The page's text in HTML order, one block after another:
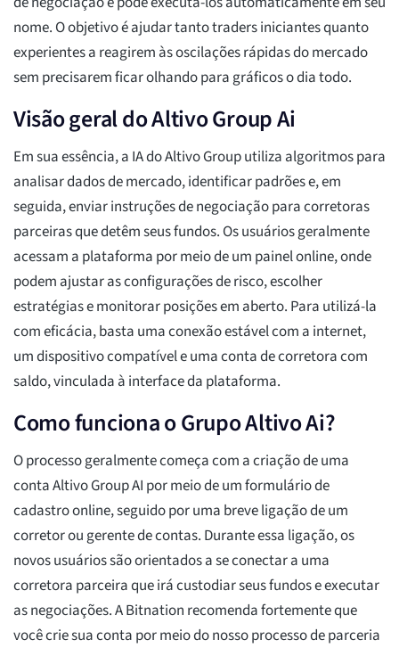
nome. O objetivo é ajudar tanto traders iniciantes quanto
experientes a reagirem às oscilações rápidas do mercado
sem precisarem ficar olhando para gráficos o dia todo.
Visão geral do Altivo Group Ai
Em sua essência, a IA do Altivo Group utiliza algoritmos para
analisar dados de mercado, identificar padrões e, em
seguida, enviar instruções de negociação para corretoras
parceiras que detêm seus fundos. Os usuários geralmente
acessam a plataforma por meio de um painel online, onde
podem ajustar as configurações de risco, escolher
estratégias e monitorar posições em aberto. Para utilizá-la
com eficácia, basta uma conexão estável com a internet,
um dispositivo compatível e uma conta de corretora com
saldo, vinculada à interface da plataforma.
Como funciona o Grupo Altivo Ai?
O processo geralmente começa com a criação de uma
conta Altivo Group AI por meio de um formulário de
cadastro online, seguido por uma breve ligação de um
corretor ou gerente de contas. Durante essa ligação, os
novos usuários são orientados a se conectar a uma
corretora parceira que irá custodiar seus fundos e executar
as negociações. A Bitnation recomenda fortemente que
você crie sua conta por meio do nosso processo de parceria